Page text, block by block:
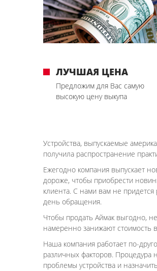
ЛУЧШАЯ ЦЕНА
Предложим для Вас самую
высокую цену выкупа
Устройства, выпускаемые
получила распространение
Ежегодно компания выпускает
дороже, чтобы приобрести
клиента. С нами вам не
день обращения.
Чтобы продать Аймак выгодно,
намеренно занижают стоимость
Наша компания работает по-
различных факторов.
проблемы устройства и